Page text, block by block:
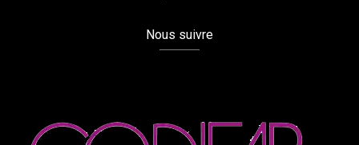
Nous suivre